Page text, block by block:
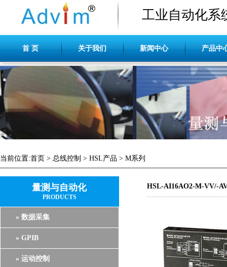
工业自动化系
首 页 关于我们 新闻中心 产品中
当前位置:首页 > 总线控制 > HSL产品 > M系列
量测与自动化
PRODUCTS
» 数据采集
» GPIB
» 运动控制
HSL-AI16AO2-M-VV/-